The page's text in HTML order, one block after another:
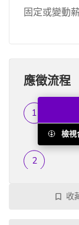
固定或變動
應徵流程
履
...
檢視
收